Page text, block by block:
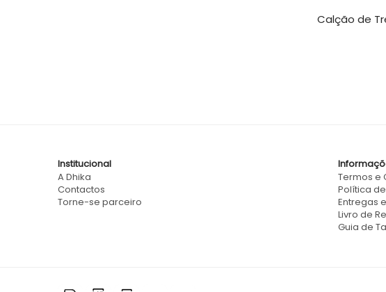
Calção de
Institucional
A Dhika
Contactos
Torne-se parceiro
Termos e
Política
Entregas
Livro de
Guia de